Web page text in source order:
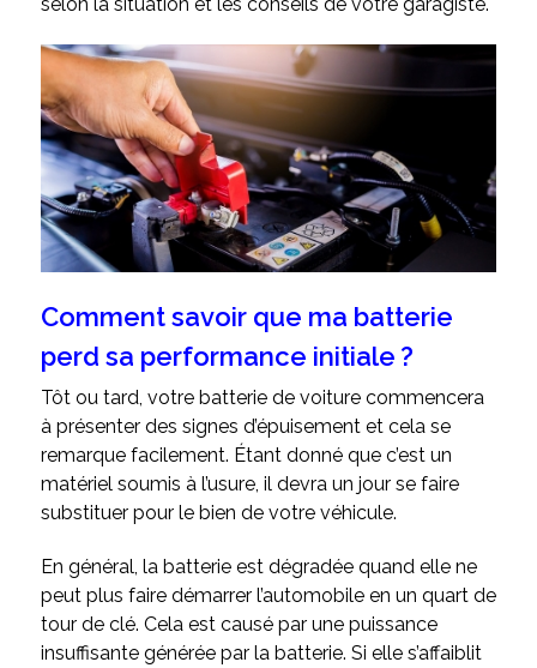
Comment savoir que ma batterie
perd sa performance initiale ?
Tôt ou tard, votre batterie de voiture commencera
à présenter des signes d’épuisement et cela se
remarque facilement. Étant donné que c’est un
matériel soumis à l’usure, il devra un jour se faire
substituer pour le bien de votre véhicule.
En général, la batterie est dégradée quand elle ne
peut plus faire démarrer l’automobile en un quart de
tour de clé. Cela est causé par une puissance
insuffisante générée par la batterie. Si elle s’affaiblit